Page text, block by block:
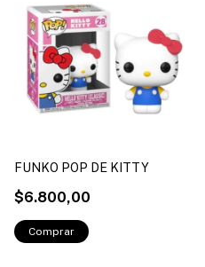
FUNKO POP DE KITTY
$6.800,00